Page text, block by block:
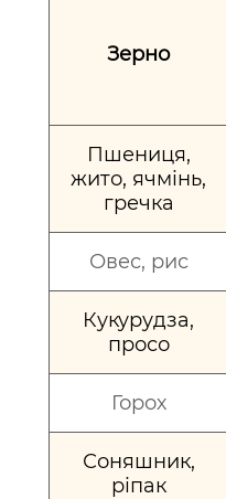
Зерно
Пшениця,
жито, ячмінь,
гречка
Овес, рис
Кукурудза,
просо
Горох
Соняшник,
ріпак